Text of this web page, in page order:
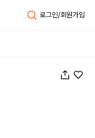
로그인/회원가입